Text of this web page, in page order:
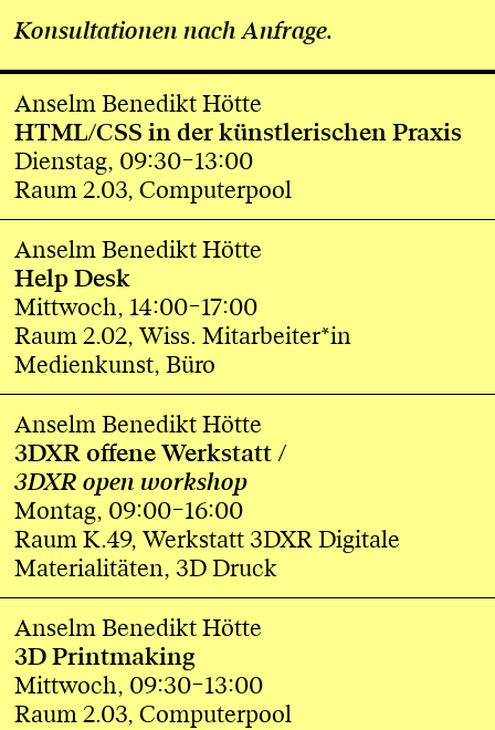
Konsultationen nach Anfrage.
Anselm Benedikt Hötte
HTML/CSS in der künstlerischen Praxis
Dienstag, 09:30–13:00
Raum 2.03, Computerpool
Anselm Benedikt Hötte
Help Desk
Mittwoch, 14:00–17:00
Raum 2.02, Wiss. Mitarbeiter*in
Medienkunst, Büro
Anselm Benedikt Hötte
3DXR offene Werkstatt /
3DXR open workshop
Montag, 09:00–16:00
Raum K.49, Werkstatt 3DXR Digitale
Materialitäten, 3D Druck
Anselm Benedikt Hötte
3D Printmaking
Mittwoch, 09:30–13:00
Raum 2.03, Computerpool